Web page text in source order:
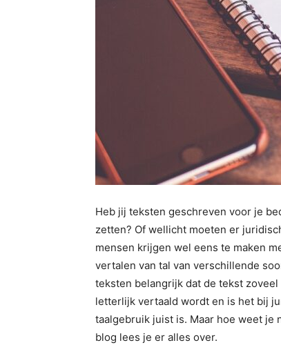
Heb jij teksten geschreven voor je
zetten? Of wellicht moeten er
mensen krijgen wel eens te maken
vertalen van tal van verschillende
teksten belangrijk dat de tekst
letterlijk vertaald wordt en is het bij
taalgebruik juist is. Maar hoe weet
blog lees je er alles over.